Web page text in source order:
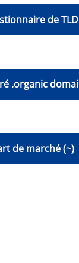
de TLD
.organic
de marché (~)